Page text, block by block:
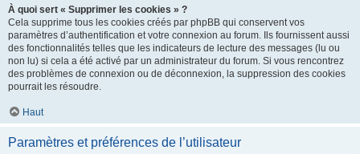
À quoi sert « Supprimer les cookies » ?
Cela supprime tous les cookies créés par phpBB qui conservent vos
paramètres d’authentification et votre connexion au forum. Ils fournissent aussi
des fonctionnalités telles que les indicateurs de lecture des messages (lu ou
non lu) si cela a été activé par un administrateur du forum. Si vous rencontrez
des problèmes de connexion ou de déconnexion, la suppression des cookies
pourrait les résoudre.
Haut
Paramètres et préférences de l’utilisateur